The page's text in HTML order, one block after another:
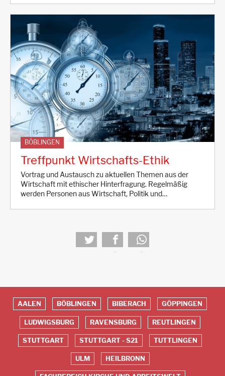
BÖBLINGEN
Treffpunkt Wirtschafts-Ethik
Vortrag und Austausch zu aktuellen Themen aus der
Wirtschaft mit ethischer Hinterfragung. Regelmäßig
werden Personen aus Wirtschaft, Politik und…
teilen teilen
Red
Footer
AALEN BÖBLINGEN BIBERACH GÖPPINGEN
LUDWIGSBURG RAVENSBURG REUTLINGEN
STUTTGART STUTTGART - S21 TUTTLINGEN
ULM HEILBRONN